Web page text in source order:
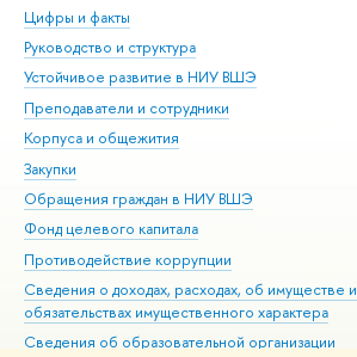
Цифры и факты
Руководство и структура
Устойчивое развитие в НИУ ВШЭ
Преподаватели и сотрудники
Корпуса и общежития
Закупки
Обращения граждан в НИУ ВШЭ
Фонд целевого капитала
Противодействие коррупции
Сведения о доходах, расходах, об имуществе и
обязательствах имущественного характера
Сведения об образовательной организации